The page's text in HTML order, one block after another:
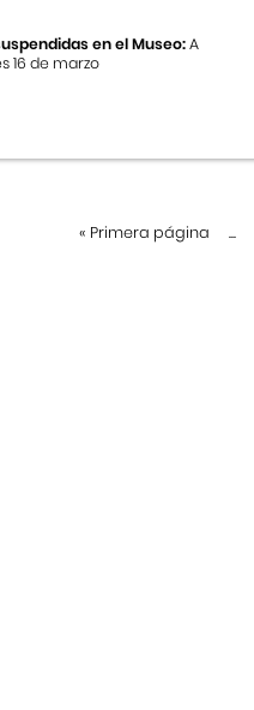
en el Museo:A
16 de marzo
« Primera página ...